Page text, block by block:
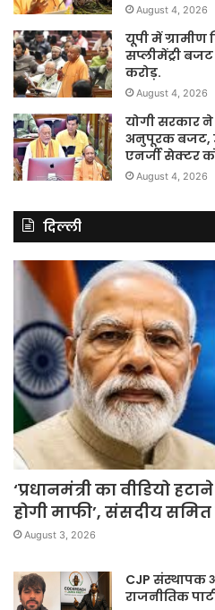
August 4, 2026
यूपी में
सप्लीमेंट्री
करोड़.
August 4, 2026
योगी सरकार
अनुपूरक बजट,
एनर्जी सेक्टर
August 4, 2026
दिल्ली
‘प्रधानमंत्री का वीडियो
होगी माफी’, संसदीय
August 3, 2026
CJP संस्थापक
राजनीतिक